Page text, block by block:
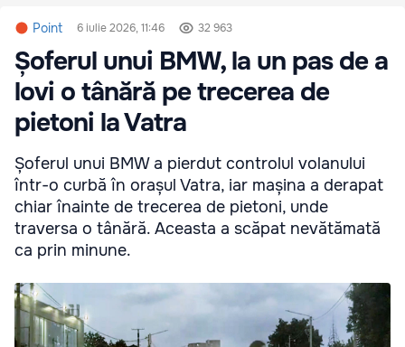
Point 6 iulie 2026, 11:46 32 963
Șoferul unui BMW, la un pas de a
lovi o tânără pe trecerea de
pietoni la Vatra
Șoferul unui BMW a pierdut controlul volanului
într-o curbă în orașul Vatra, iar mașina a derapat
chiar înainte de trecerea de pietoni, unde
traversa o tânără. Aceasta a scăpat nevătămată
ca prin minune.